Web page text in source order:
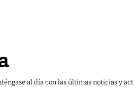
al día con las últimas noticias y